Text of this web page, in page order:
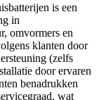
is een
in
omvormers en
klanten door
(zelfs
door ervaren
benadrukken
wat